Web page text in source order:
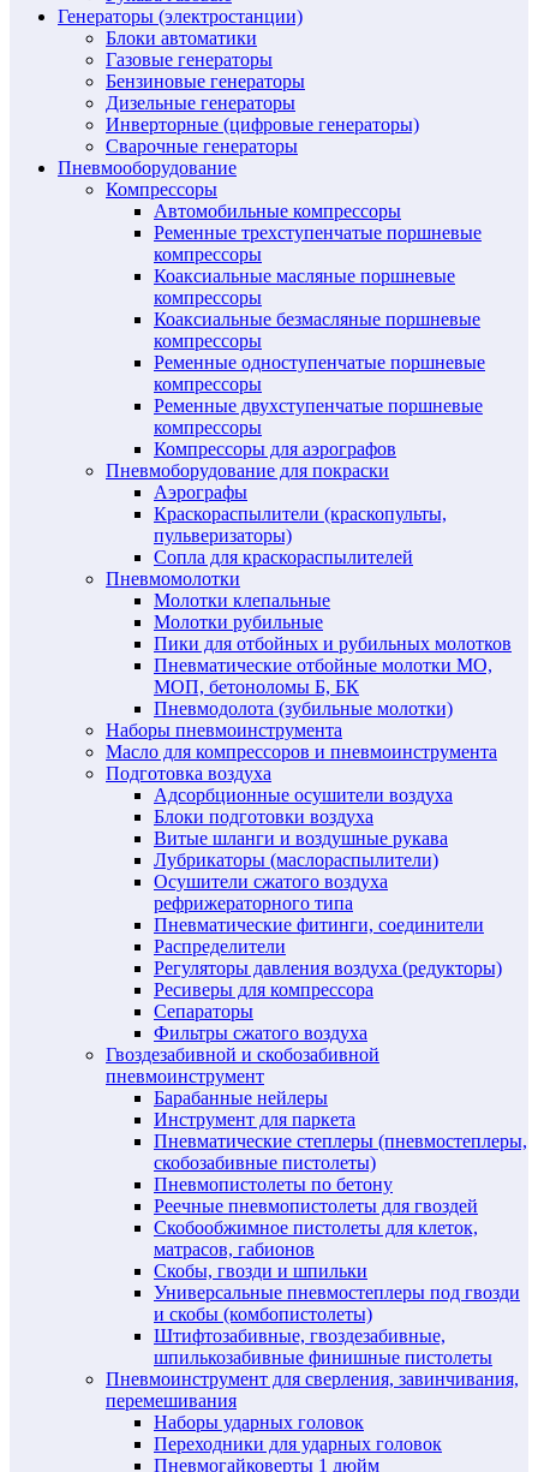
Генераторы (электростанции)
Блоки автоматики
Газовые генераторы
Бензиновые генераторы
Дизельные генераторы
Инверторные (цифровые генераторы)
Сварочные генераторы
Пневмооборудование
Компрессоры
Автомобильные компрессоры
Ременные трехступенчатые поршневые
компрессоры
Коаксиальные масляные поршневые
компрессоры
Коаксиальные безмасляные поршневые
компрессоры
Ременные одноступенчатые поршневые
компрессоры
Ременные двухступенчатые поршневые
компрессоры
Компрессоры для аэрографов
Пневмоборудование для покраски
Аэрографы
Краскораспылители (краскопульты,
пульверизаторы)
Сопла для краскораспылителей
Пневмомолотки
Молотки клепальные
Молотки рубильные
Пики для отбойных и рубильных молотков
Пневматические отбойные молотки МО,
МОП, бетоноломы Б, БК
Пневмодолота (зубильные молотки)
Наборы пневмоинструмента
Масло для компрессоров и пневмоинструмента
Подготовка воздуха
Адсорбционные осушители воздуха
Блоки подготовки воздуха
Витые шланги и воздушные рукава
Лубрикаторы (маслораспылители)
Осушители сжатого воздуха
рефрижераторного типа
Пневматические фитинги, соединители
Распределители
Регуляторы давления воздуха (редукторы)
Ресиверы для компрессора
Сепараторы
Фильтры сжатого воздуха
Гвоздезабивной и скобозабивной
пневмоинструмент
Барабанные нейлеры
Инструмент для паркета
Пневматические степлеры (пневмостеплеры,
скобозабивные пистолеты)
Пневмопистолеты по бетону
Реечные пневмопистолеты для гвоздей
Скобообжимное пистолеты для клеток,
матрасов, габионов
Скобы, гвозди и шпильки
Универсальные пневмостеплеры под гвозди
и скобы (комбопистолеты)
Штифтозабивные, гвоздезабивные,
шпилькозабивные финишные пистолеты
Пневмоинструмент для сверления, завинчивания,
перемешивания
Наборы ударных головок
Переходники для ударных головок
Пневмогайковерты 1 дюйм